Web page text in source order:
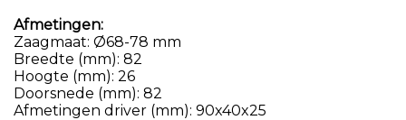
Afmetingen:
Zaagmaat: Ø68-78 mm
Breedte (mm): 82
Hoogte (mm): 26
Doorsnede (mm): 82
Afmetingen driver (mm): 90x40x25